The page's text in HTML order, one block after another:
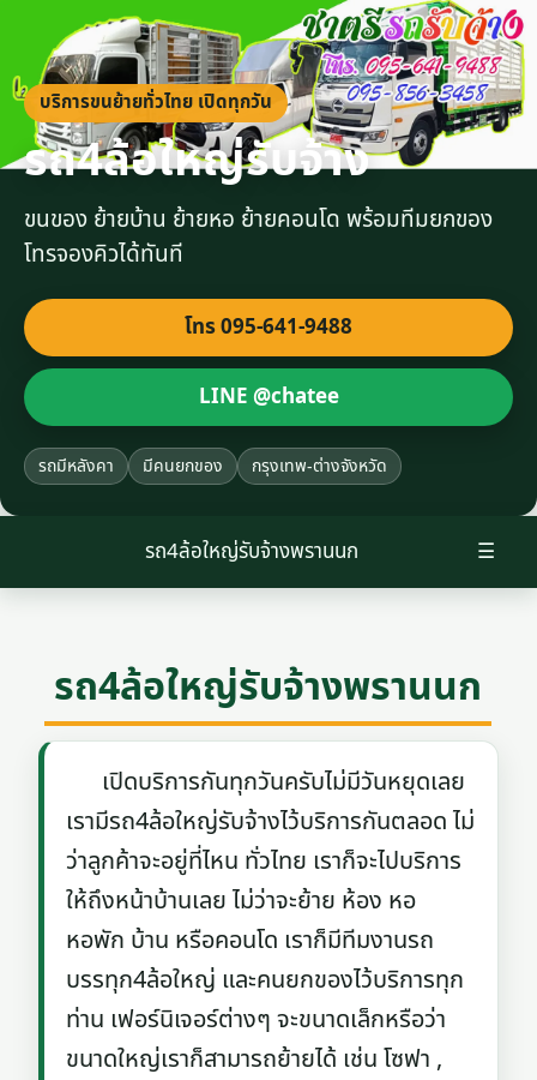
บริการขนย้ายทั่วไทย เปิดทุกวัน
รถ4ล้อใหญ่รับจ้าง
ขนของ ย้ายบ้าน ย้ายหอ ย้ายคอนโด พร้อมทีมยกของ
โทรจองคิวได้ทันที
โทร 095-641-9488
LINE @chatee
รถมีหลังคา มีคนยกของ กรุงเทพ-ต่างจังหวัด
☰
รถ4ล้อใหญ่รับจ้างพรานนก
รถ4ล้อใหญ่รับจ้างพรานนก
เปิดบริการกันทุกวันครับไม่มีวันหยุดเลย
เรามีรถ4ล้อใหญ่รับจ้างไว้บริการกันตลอด ไม่
ว่าลูกค้าจะอยู่ที่ไหน ทั่วไทย เราก็จะไปบริการ
ให้ถึงหน้าบ้านเลย ไม่ว่าจะย้าย ห้อง หอ
หอพัก บ้าน หรือคอนโด เราก็มีทีมงานรถ
บรรทุก4ล้อใหญ่ และคนยกของไว้บริการทุก
ท่าน เฟอร์นิเจอร์ต่างๆ จะขนาดเล็กหรือว่า
ขนาดใหญ่เราก็สามารถย้ายได้ เช่น โซฟา ,